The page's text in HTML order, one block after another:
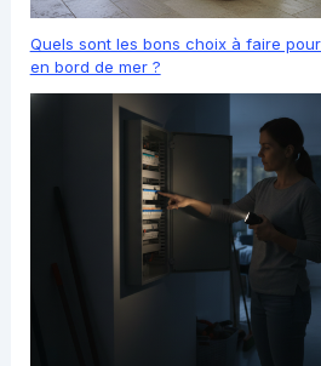
Quels sont les bons choix à faire
en bord de mer ?